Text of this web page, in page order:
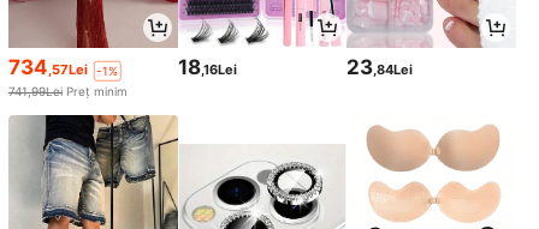
734,57Lei
-1%
741,99Lei Preț minim
18,16Lei 23,84Lei